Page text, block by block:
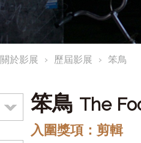
關於影展 歷屆影展 笨鳥
笨鳥 The
入圍獎項：剪輯